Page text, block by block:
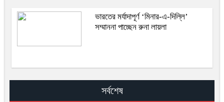
ভারতের মর্যাদাপূর্ণ ‘মিনার-এ-দিল্লি’
সম্মাননা পাচ্ছেন রুনা লায়লা
সর্বশেষ